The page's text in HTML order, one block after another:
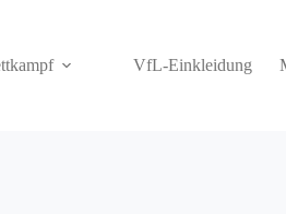
VfL-Einkleidung